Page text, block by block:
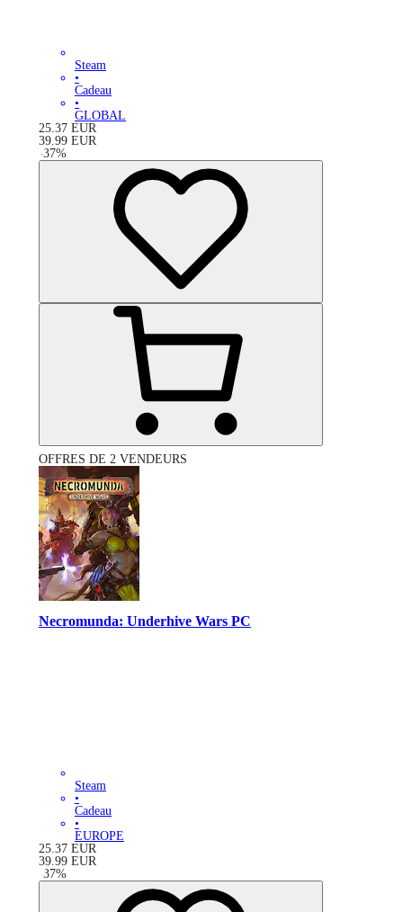
Steam
•
Cadeau
•
GLOBAL
25.37 EUR
39.99 EUR
-37%
OFFRES DE 2 VENDEURS
Necromunda: Underhive Wars PC
Steam
•
Cadeau
•
EUROPE
25.37 EUR
39.99 EUR
-37%